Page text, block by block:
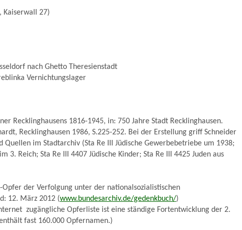
Kaiserwall 27)
nach Ghetto Theresienstadt
Vernichtungslager
Recklinghausens 1816-1945, in: 750 Jahre Stadt Recklinghausen.
Recklinghausen 1986, S.225-252. Bei der Erstellung griff Schneider
im Stadtarchiv (Sta Re III Jüdische Gewerbebetriebe um 1938;
3. Reich; Sta Re III 4407 Jüdische Kinder; Sta Re III 4425 Juden aus
Opfer der Verfolgung unter der nationalsozialistischen
12. März 2012 (www.bundesarchiv.de/gedenkbuch/)
zugängliche Opferliste ist eine ständige Fortentwicklung der 2.
fast 160.000 Opfernamen.)